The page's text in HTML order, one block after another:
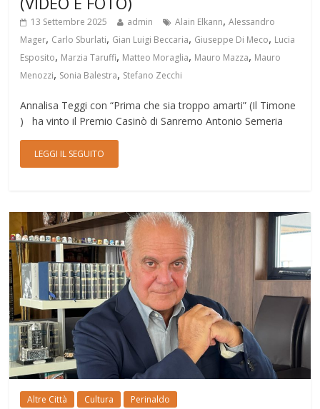
13 Settembre 2025 admin Alain Elkann,Alessandro
Mager, Carlo Sburlati, Gian Luigi Beccaria, Giuseppe Di Meco, Lucia
Esposito, Marzia Taruffi, Matteo Moraglia, Mauro Mazza, Mauro
Menozzi, Sonia Balestra, Stefano Zecchi
Annalisa Teggi con “Prima che sia troppo amarti” (Il Timone
) ha vinto il Premio Casinò di Sanremo Antonio Semeria
LEGGI IL SEGUITO
Altre Città Cultura Perinaldo